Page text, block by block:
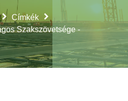
Címkék
Szakszövetsége -